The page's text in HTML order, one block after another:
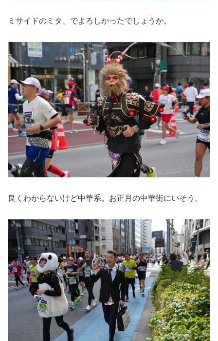
ミサイドのミタ、でよろしかったでしょうか。
良くわからないけど中華系。お正月の中華街にいそう。